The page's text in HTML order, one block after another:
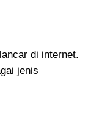
di internet.
jenis